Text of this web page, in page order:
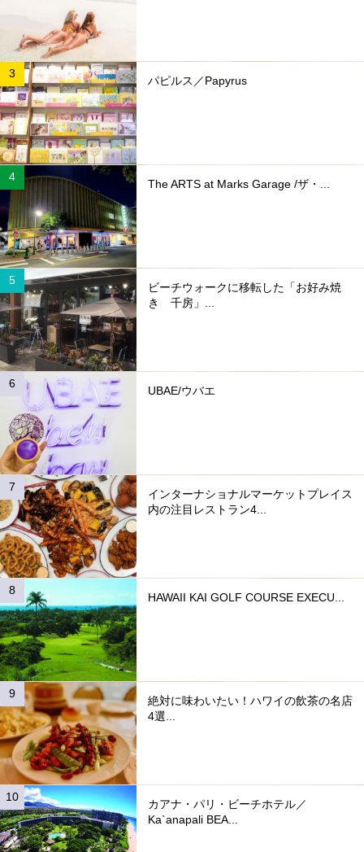
パピルス／Papyrus
The ARTS at Marks Garage /ザ・...
ビーチウォークに移転した「お好み焼
き 千房」...
UBAE/ウバエ
インターナショナルマーケットプレイス
内の注目レストラン4...
HAWAII KAI GOLF COURSE EXECU...
絶対に味わいたい！ハワイの飲茶の名店
4選...
カアナ・パリ・ビーチホテル／
Ka`anapali BEA...